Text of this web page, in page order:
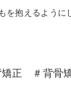
を抱えるように
正 ＃背骨